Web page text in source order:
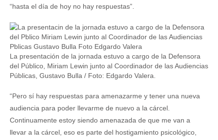
“hasta el día de hoy no hay respuestas”.
La presentación de la jornada estuvo a cargo de la Defensora
del Público, Miriam Lewin junto al Coordinador de las Audiencias
Públicas, Gustavo Bulla / Foto: Edgardo Valera.
“Pero sí hay respuestas para amenazarme y tener una nueva
audiencia para poder llevarme de nuevo a la cárcel.
Continuamente estoy siendo amenazada de que me van a
llevar a la cárcel, eso es parte del hostigamiento psicológico,